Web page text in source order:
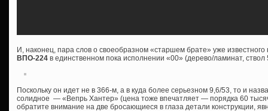
И, наконец, пара слов о своеобразном «старшем брате» уже
ВПО-224 в единственном пока исполнении «00» (дерево/ламинат,
Поскольку он идет не в 366-м, а в куда более серьезном 9,6/53, то и
солидное — «Вепрь Хантер» (цена тоже впечатляет — порядка 60
обратите внимание на две бросающиеся в глаза детали конструкции,